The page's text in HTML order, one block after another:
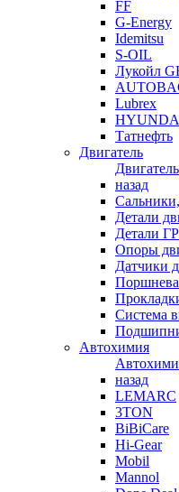
FF
G-Energy
Idemitsu
S-OIL
Лукойл
Lubrex
Татнефть
Двигатель
Двигатель
назад
Детали
Детали
Опоры
Датчики
Система
Автохимия
назад
LEMARC
3TON
BiBiCare
Hi-Gear
Mobil
Mannol